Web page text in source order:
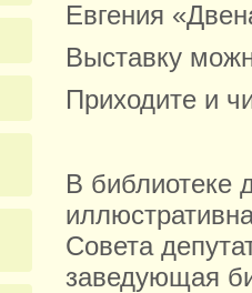
Евгения
Выставку
Приходите и
В библиотеке
Совета
заведующая